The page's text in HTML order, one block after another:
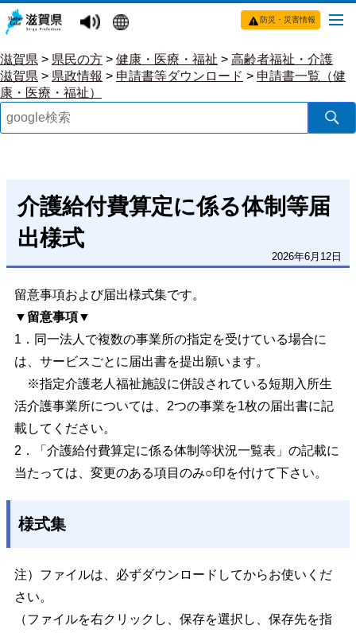
防災・災害情報
滋賀県 > 県民の方 > 健康・医療・福祉 > 高齢者福祉・介護
滋賀県 > 県政情報 > 申請書等ダウンロード > 申請書一覧（健
康・医療・福祉）
介護給付費算定に係る体制等届
出様式
2026年6月12日
留意事項および届出様式集です。
▼留意事項▼
1．同一法人で複数の事業所の指定を受けている場合に
は、サービスごとに届出書を提出願います。
※指定介護老人福祉施設に併設されている短期入所生
活介護事業所については、2つの事業を1枚の届出書に記
載してください。
2．「介護給付費算定に係る体制等状況一覧表」の記載に
当たっては、変更のある項目のみ○印を付けて下さい。
様式集
注）ファイルは、必ずダウンロードしてからお使いくだ
さい。
（ファイルを右クリックし、保存を選択し、保存先を指